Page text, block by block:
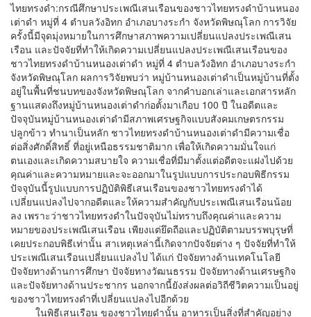
ไทยทรงดำ:กรณีศึกษาประเพณีเสนเรือนของชาวไทยทรงดำบ้านหนอง
เต่าดำ หมู่ที่ 4 ตำบลวังอิทก อำเภอบางระกำ จังหวัดพิษณุโลก การวิจัย
ครั้งนี้มีจุดมุ่งหมายในการศึกษาสภาพความเปลี่ยนแปลงประเพณีเสน
เรือน และปัจจัยที่ทำให้เกิดความเปลี่ยนแปลงประเพณีเสนเรือนของ
ชาวไทยทรงดำบ้านหนองเต่าดำ หมู่ที่ 4 ตำบลวังอิทก อำเภอบางระกำ
จังหวัดพิษณุโลก ผลการวิจัยพบว่า หมู่บ้านหนองเต่าดำเป็นหมู่บ้านที่ตั้ง
อยู่ในพื้นที่ชนบทของจังหวัดพิษณุโลก จากคำบอกเล่าและเอกสารหลัก
ฐานแสดงถึงหมู่บ้านหนองเต่าดำก่อตั้งมาเกือบ 100 ปี ในอดีตและ
ปัจจุบันหมู่บ้านหนองเต่าดำมีสภาพเศรษฐกิจแบบสังคมเกษตรกรรม
ปลูกข้าว ทำนาเป็นหลัก ชาวไทยทรงดำบ้านหนองเต่าดำมีความเชื่อ
ต่อสิ่งศักดิ์สิทธิ์ ที่อยู่เหนือธรรมชาติมาก เพื่อให้เกิดความมั่นใจแก่
ตนเองและเกิดความสบายใจ ความเชื่อที่มีมาตั้งแต่อดีตจะแฝงไปด้วย
คุณค่าและความหมายและจะออกมาในรูปแบบการประกอบพิธีกรรม
ปัจจุบันนี้รูปแบบการปฏิบัติพิธีเสนเรือนของชาวไทยทรงดำได้
เปลี่ยนแปลงไปจากอดีตและให้ความสำคัญกับประเพณีเสนเรือนน้อย
ลง เพราะว่าชาวไทยทรงดำในปัจจุบันไม่ทราบถึงคุณค่าและความ
หมายของประเพณีเสนเรือน เพียงแต่ยึดถือและปฏิบัติตามบรรพบุรุษที่
เคยประกอบพิธีเท่านั้น สาเหตุเหล่านี้เกิดจากปัจจัยต่าง ๆ ปัจจัยที่ทำให้
ประเพณีเสนเรือนเปลี่ยนแปลงไป ได้แก่ ปัจจัยทางด้านเทคโนโลยี
ปัจจัยทางด้านการศึกษา ปัจจัยทางวัฒนธรรม ปัจจัยทางด้านเศรษฐกิจ
และปัจจัยทางด้านประชากร นอกจากนี้ยังส่งผลต่อวิถีชีวิตความเป็นอยู่
ของชาวไทยทรงดำที่เปลี่ยนแปลงไปอีกด้วย
ในพิธีเสนเรือน ของชาวไทยดำนั้น อาหารเป็นสิ่งที่สำคัญอย่าง